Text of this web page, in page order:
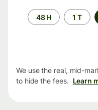
Time
period
48 H 1 T
We use the real, mid-
to hide the fees. Learn